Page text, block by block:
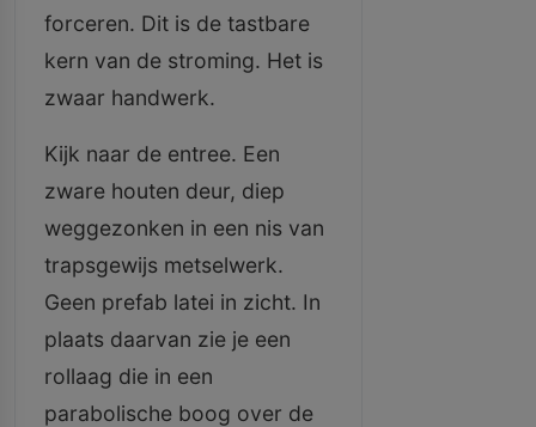
forceren. Dit is de tastbare
kern van de stroming. Het is
zwaar handwerk.
Kijk naar de entree. Een
zware houten deur, diep
weggezonken in een nis van
trapsgewijs metselwerk.
Geen prefab latei in zicht. In
plaats daarvan zie je een
rollaag die in een
parabolische boog over de